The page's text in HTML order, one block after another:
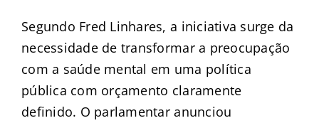
Segundo Fred Linhares, a iniciativa surge da
necessidade de transformar a preocupação
com a saúde mental em uma política
pública com orçamento claramente
definido. O parlamentar anunciou